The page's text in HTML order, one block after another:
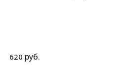
620 руб.